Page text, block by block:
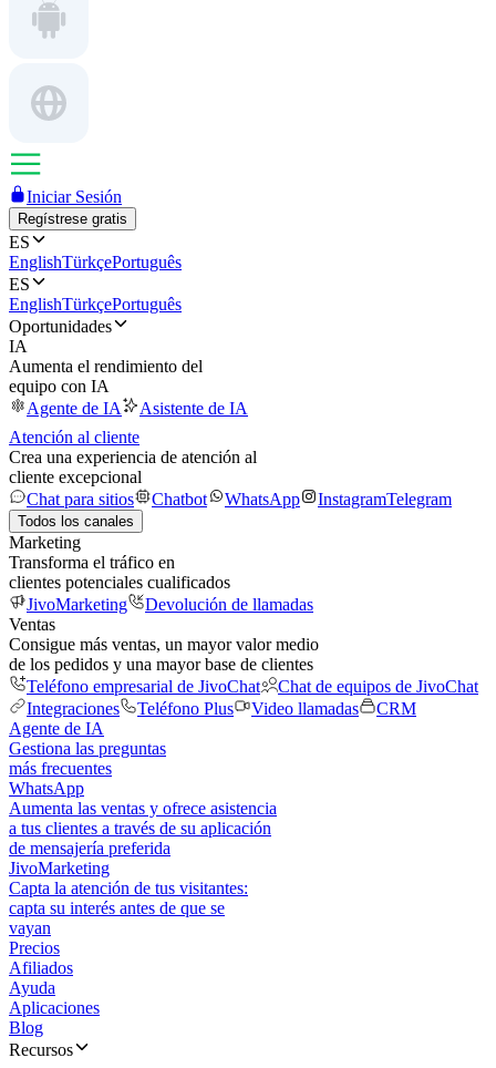
Iniciar Sesión
Regístrese gratis
ES
EnglishTürkçePortuguês
ES
EnglishTürkçePortuguês
Oportunidades
IA
Aumenta el rendimiento del
equipo con IA
Agente de IA
Asistente de IA
Atención al cliente
Crea una experiencia de atención al
cliente excepcional
Chat para sitios
Chatbot WhatsApp InstagramTelegram
Todos los canales
Marketing
Transforma el tráfico en
clientes potenciales cualificados
JivoMarketing
Devolución de llamadas
Ventas
Consigue más ventas, un mayor valor medio
de los pedidos y una mayor base de clientes
Teléfono empresarial de JivoChat
Chat de equipos de JivoChat
Integraciones
Teléfono Plus Video llamadas
CRM
Agente de IA
Gestiona las preguntas
más frecuentes
WhatsApp
Aumenta las ventas y ofrece asistencia
a tus clientes a través de su aplicación
de mensajería preferida
JivoMarketing
Capta la atención de tus visitantes:
capta su interés antes de que se
vayan
Precios
Afiliados
Ayuda
Aplicaciones
Blog
Recursos